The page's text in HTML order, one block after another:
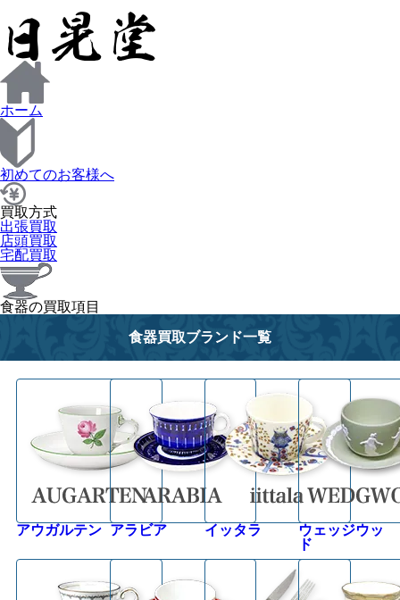
ホーム
初めてのお客様へ
買取方式
出張買取
店頭買取
宅配買取
食器の買取項目
食器買取ブランド一覧
アウガルテン アラビア イッタラ
ウェッジウッ
ド